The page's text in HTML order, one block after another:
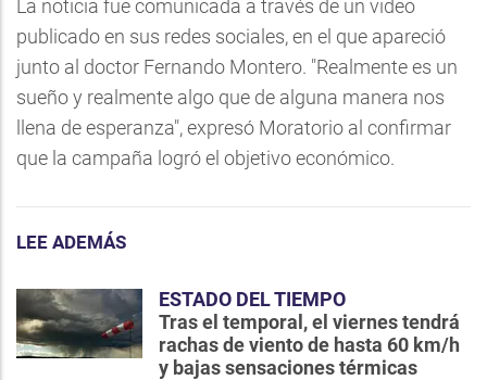
La noticia fue comunicada a través de un video
publicado en sus redes sociales, en el que apareció
junto al doctor Fernando Montero. "Realmente es un
sueño y realmente algo que de alguna manera nos
llena de esperanza", expresó Moratorio al confirmar
que la campaña logró el objetivo económico.
LEE ADEMÁS
ESTADO DEL TIEMPO
Tras el temporal, el viernes tendrá
rachas de viento de hasta 60 km/h
y bajas sensaciones térmicas